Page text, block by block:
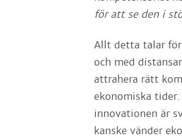
för att se den i
Allt detta talar
och med
attrahera rätt
ekonomiska
innovationen är
kanske vänder